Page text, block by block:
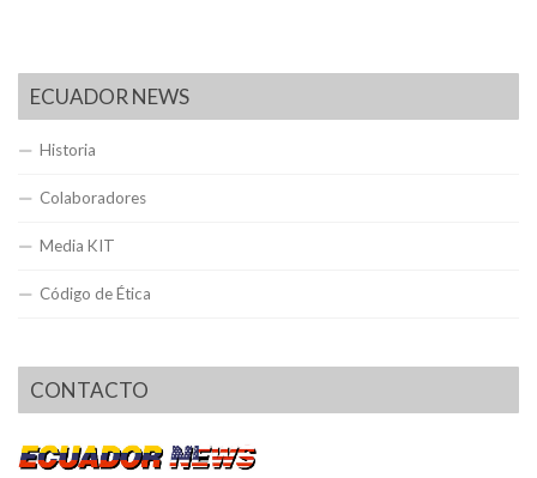
ECUADOR NEWS
Historia
Colaboradores
Media KIT
Código de Ética
CONTACTO